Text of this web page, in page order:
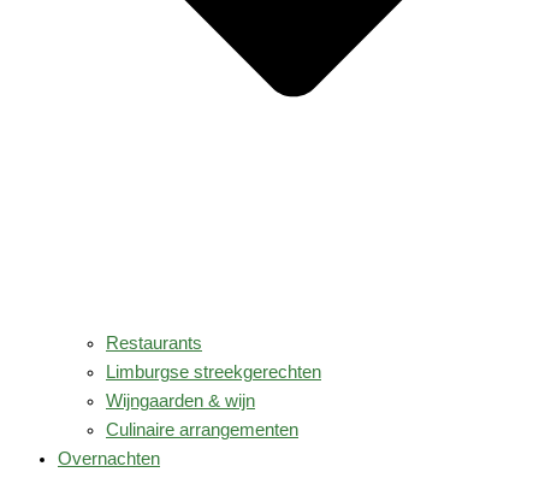
Restaurants
Limburgse streekgerechten
Wijngaarden & wijn
Culinaire arrangementen
Overnachten